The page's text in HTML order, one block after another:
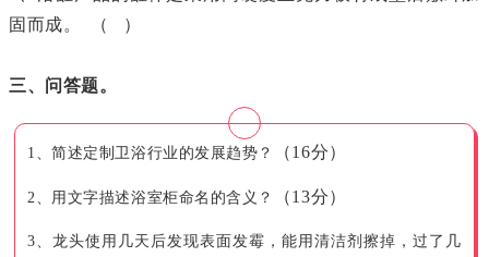
固而成。 （ ）
三、问答题。
1、简述定制卫浴行业的发展趋势？ （16分）
2、用文字描述浴室柜命名的含义？ （13分）
3、龙头使用几天后发现表面发霉，能用清洁剂擦掉，过了几